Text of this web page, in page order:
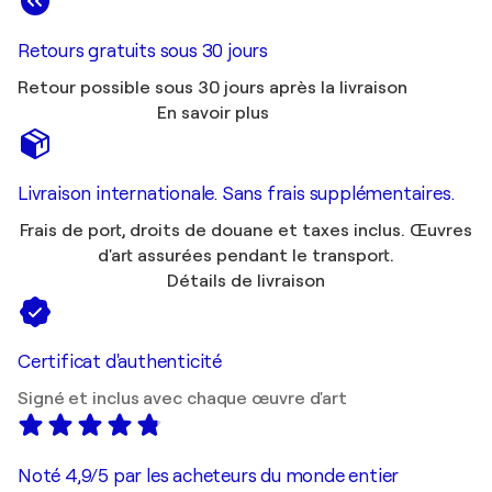
Retours gratuits sous 30 jours
Retour possible sous 30 jours après la livraison
En savoir plus
Livraison internationale. Sans frais supplémentaires.
Frais de port, droits de douane et taxes inclus. Œuvres
d'art assurées pendant le transport.
Détails de livraison
Certificat d'authenticité
Signé et inclus avec chaque œuvre d'art
Noté 4,9/5 par les acheteurs du monde entier